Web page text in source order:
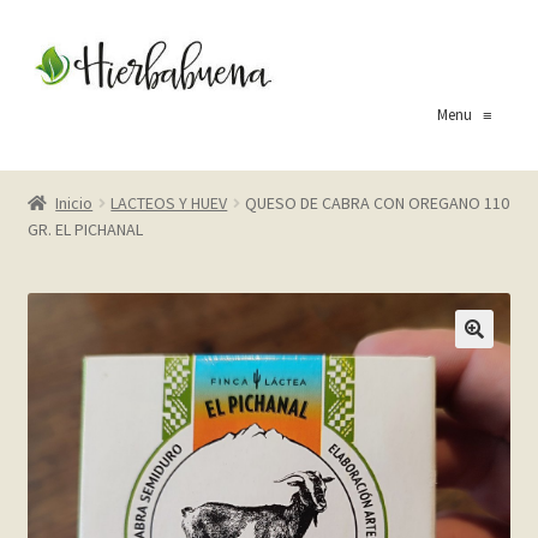
aal
Menu≡
Inicio
About Us
Blog
Carrito
Checkout
Inicio LACTEOS Y HUEV
QUESO DE CABRA CON OREGANO 110
GR. EL PICHANAL